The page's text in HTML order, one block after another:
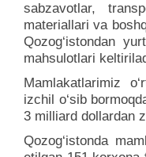
sabzavotlar,
materiallari va
Qozog‘istondan
mahsulotlari
Mamlakatlarimiz
izchil o‘sib
3 milliard dollardan
Qozog‘istonda